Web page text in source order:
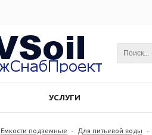
УСЛУГИ
Емкости подземные - Для питьевой воды -